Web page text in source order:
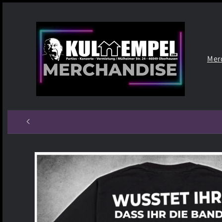
zum
Inhalt
Zu
Produktinformationen
springen